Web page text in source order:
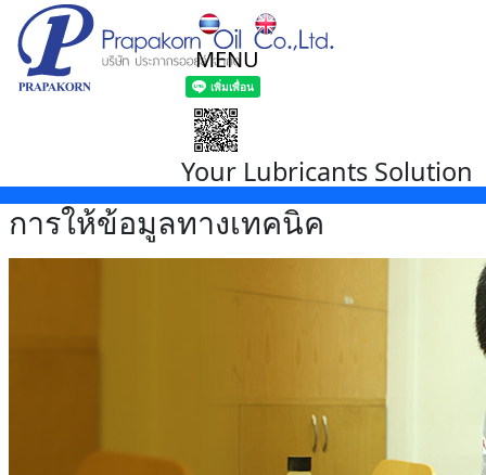
MENU
Your Lubricants Solution
การให้ข้อมูลทางเทคนิค